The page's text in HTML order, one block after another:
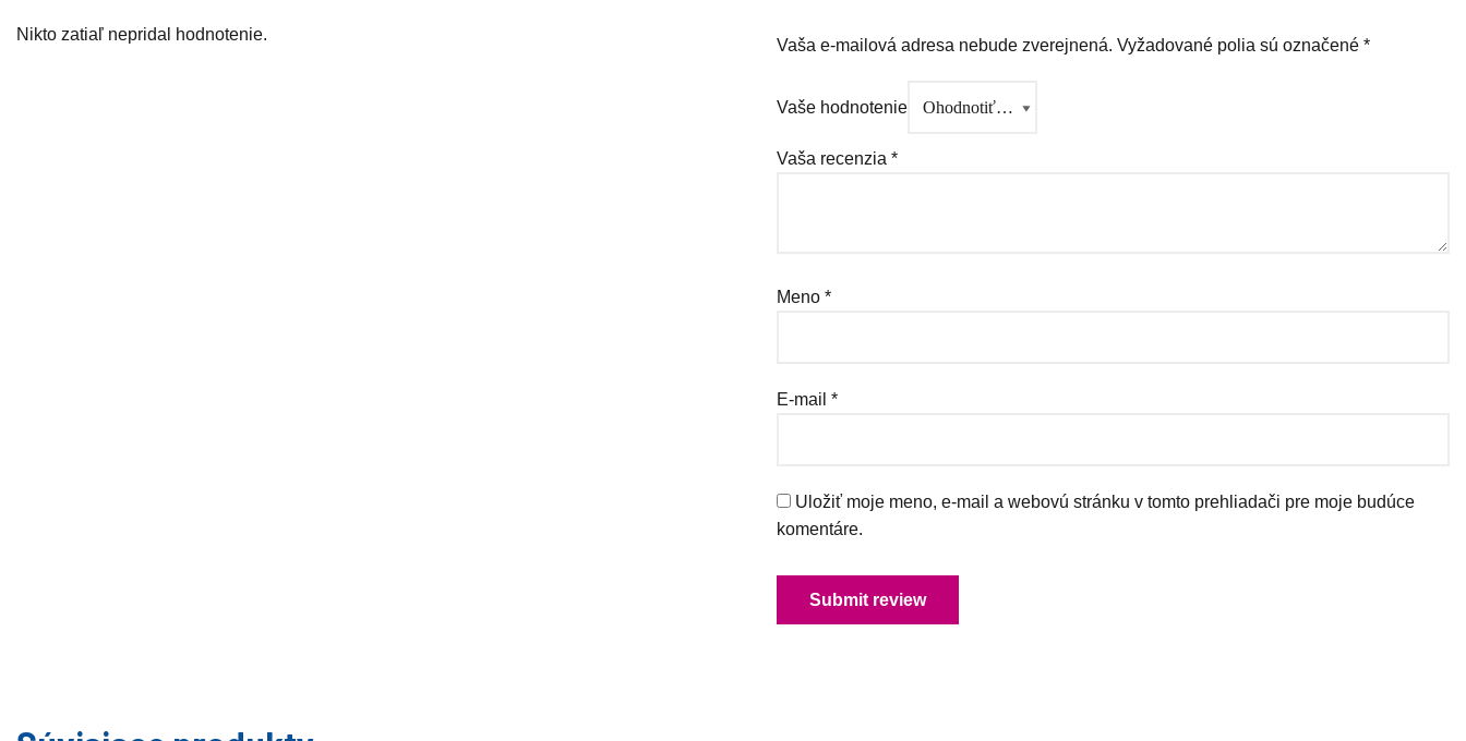
Nikto zatiaľ nepridal hodnotenie.
Vaša e-mailová adresa nebude zverejnená. Vyžadované polia sú označené *
Vaše hodnotenie
Vaša recenzia *
Meno *
E-mail *
Uložiť moje meno, e-mail a webovú stránku v tomto prehliadači pre moje budúce
komentáre.